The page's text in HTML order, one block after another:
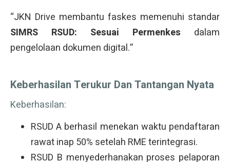
“JKN Drive membantu faskes memenuhi standar
SIMRS RSUD: Sesuai Permenkes dalam
pengelolaan dokumen digital.”
Keberhasilan Terukur Dan Tantangan Nyata
Keberhasilan:
RSUD A berhasil menekan waktu pendaftaran
rawat inap 50% setelah RME terintegrasi.
RSUD B menyederhanakan proses pelaporan